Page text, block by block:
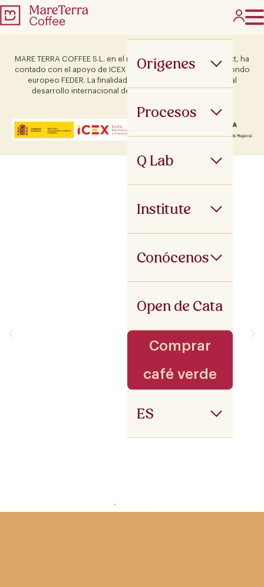
Orígenes
Procesos
Q Lab
Institute
Conócenos
Open de Cata
Comprar
café verde
ES
MARE TERRA COFFEE S.L. en el marco del Programa ICEX Next, ha
contado con el apoyo de ICEX y con la cofinanciación del fondo
europeo FEDER. La finalidad de este apoyo es contribuir al
desarrollo internacional de la empresa y de su entorno.